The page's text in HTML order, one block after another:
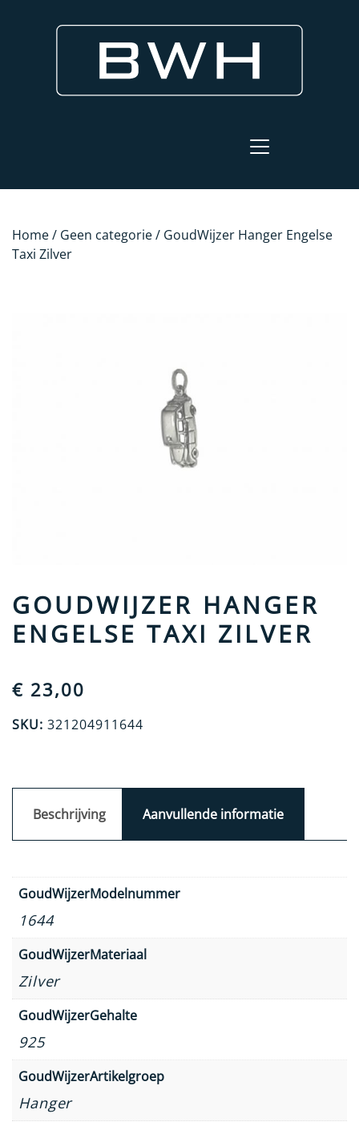
Home/ Geen categorie/ GoudWijzer Hanger Engelse
Taxi Zilver
GOUDWIJZER HANGER
ENGELSE TAXI ZILVER
€ 23,00
SKU: 321204911644
Beschrijving Aanvullende informatie
GoudWijzerModelnummer
1644
GoudWijzerMateriaal
Zilver
GoudWijzerGehalte
925
GoudWijzerArtikelgroep
Hanger